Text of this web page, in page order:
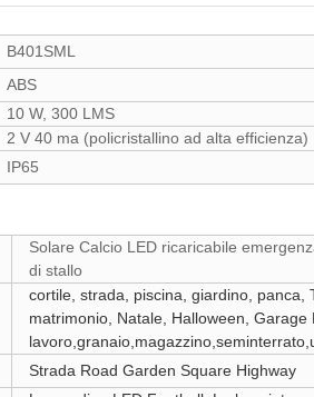
B401SML
ABS
10 W, 300 LMS
2 V 40 ma (policristallino ad alta efficienza)
IP65
Solare Calcio LED ricaricabile
di stallo
cortile, strada, piscina, giardino,
matrimonio, Natale, Halloween, Garage
Strada Road Garden Square Highway